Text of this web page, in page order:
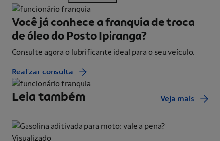
Você já conhece a franquia detroca
de óleo do Posto Ipiranga?
Consulte agora o lubrificante ideal para o seu veículo.
Realizar consulta
Leia também Veja mais
Visualizado